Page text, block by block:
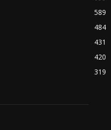
589
484
431
420
319